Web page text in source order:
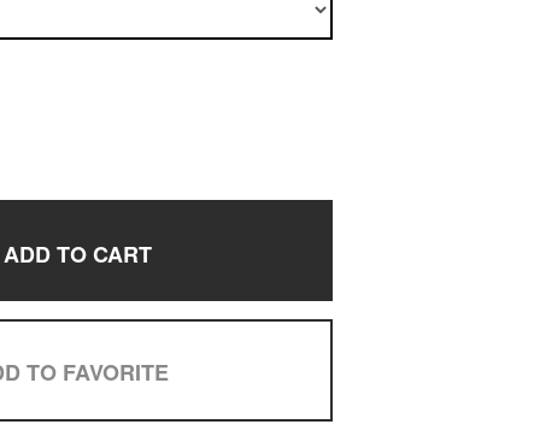
ADD TO CART
TO FAVORITE